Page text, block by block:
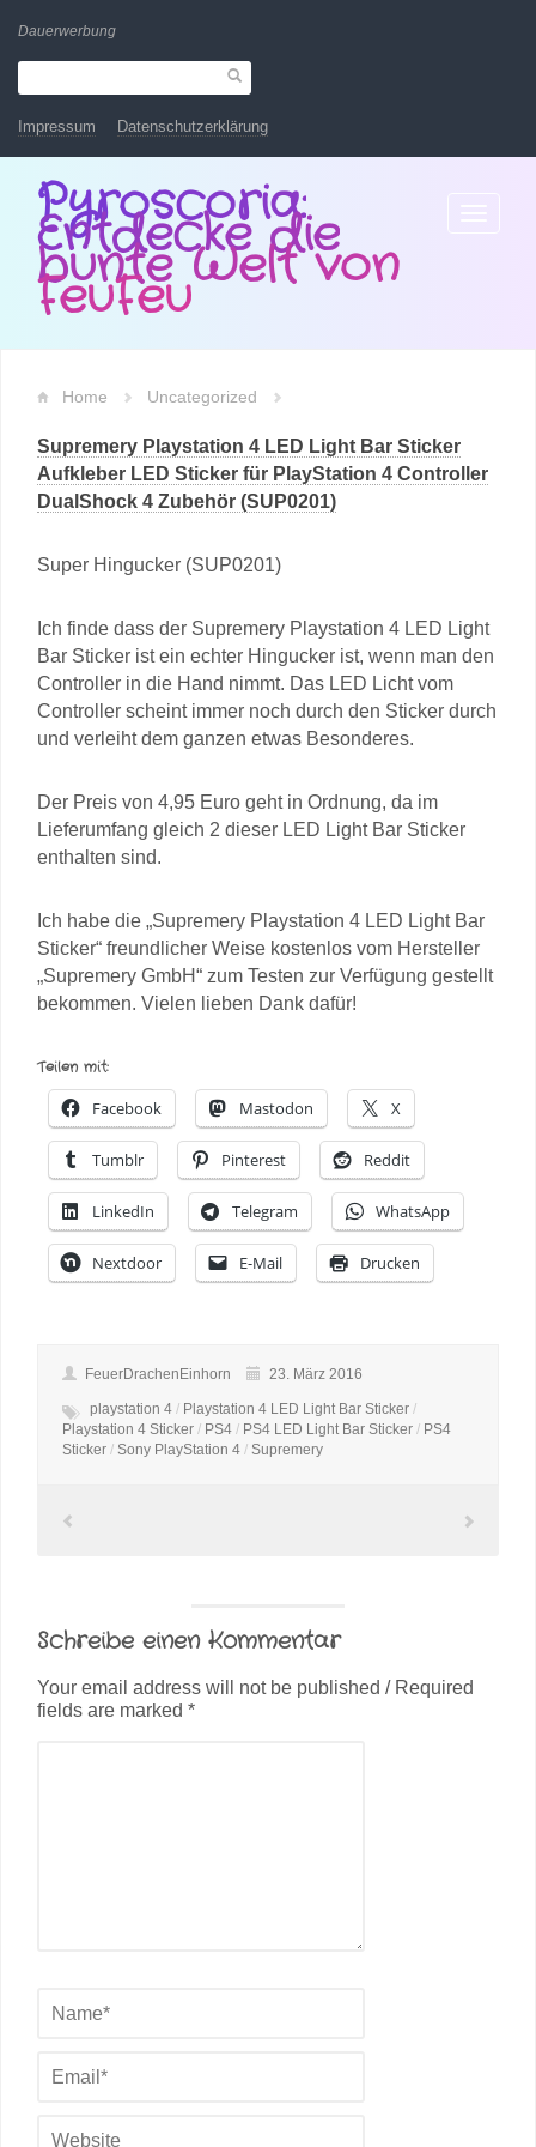
Dauerwerbung
Impressum Datenschutzerklärung
Pyroscoria:
Entdecke die
bunte Welt von
FeuFeu
Home Uncategorized
Supremery Playstation 4 LED Light Bar Sticker
Aufkleber LED Sticker für PlayStation 4 Controller
DualShock 4 Zubehör (SUP0201)
Super Hingucker (SUP0201)
Ich finde dass der Supremery Playstation 4 LED Light
Bar Sticker ist ein echter Hingucker ist, wenn man den
Controller in die Hand nimmt. Das LED Licht vom
Controller scheint immer noch durch den Sticker durch
und verleiht dem ganzen etwas Besonderes.
Der Preis von 4,95 Euro geht in Ordnung, da im
Lieferumfang gleich 2 dieser LED Light Bar Sticker
enthalten sind.
Ich habe die „Supremery Playstation 4 LED Light Bar
Sticker“ freundlicher Weise kostenlos vom Hersteller
„Supremery GmbH“ zum Testen zur Verfügung gestellt
bekommen. Vielen lieben Dank dafür!
Teilen mit:
Facebook Mastodon X
Tumblr Pinterest Reddit
LinkedIn Telegram WhatsApp
Nextdoor E-Mail Drucken
FeuerDrachenEinhorn 23. März 2016
playstation 4 / Playstation 4 LED Light Bar Sticker /
Playstation 4 Sticker / PS4 / PS4 LED Light Bar Sticker / PS4
Sticker / Sony PlayStation 4 / Supremery
Schreibe einen Kommentar
Your email address will not be published / Required
fields are marked *